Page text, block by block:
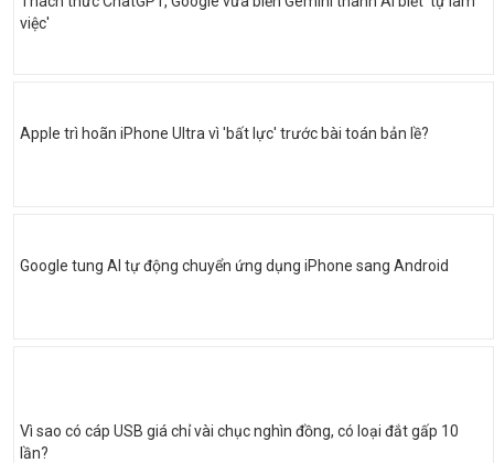
việc'
Apple trì hoãn iPhone Ultra vì 'bất lực' trước bài toán bản lề?
Google tung AI tự động chuyển ứng dụng iPhone sang Android
Vì sao có cáp USB giá chỉ vài chục nghìn đồng, có loại đắt gấp 10
lần?